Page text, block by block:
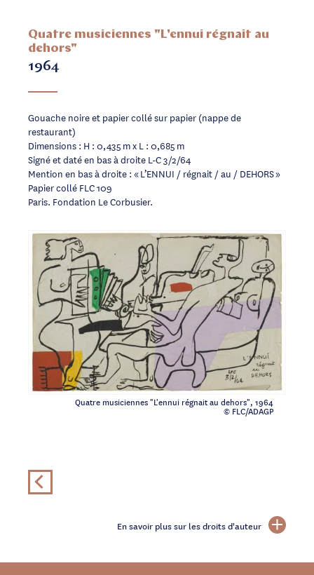
Quatre musiciennes "L'ennui régnait au
dehors"
1964
Quatre musiciennes "L'ennui régnait au dehors", 1964
© FLC/ADAGP
Gouache noire et papier collé sur papier (nappe de
restaurant)
Dimensions : H : 0,435 m x L : 0,685 m
Signé et daté en bas à droite L-C 3/2/64
Mention en bas à droite : « L’ENNUI / régnait / au / DEHORS »
Papier collé FLC 109
Paris. Fondation Le Corbusier.
En savoir plus sur les droits d'auteur